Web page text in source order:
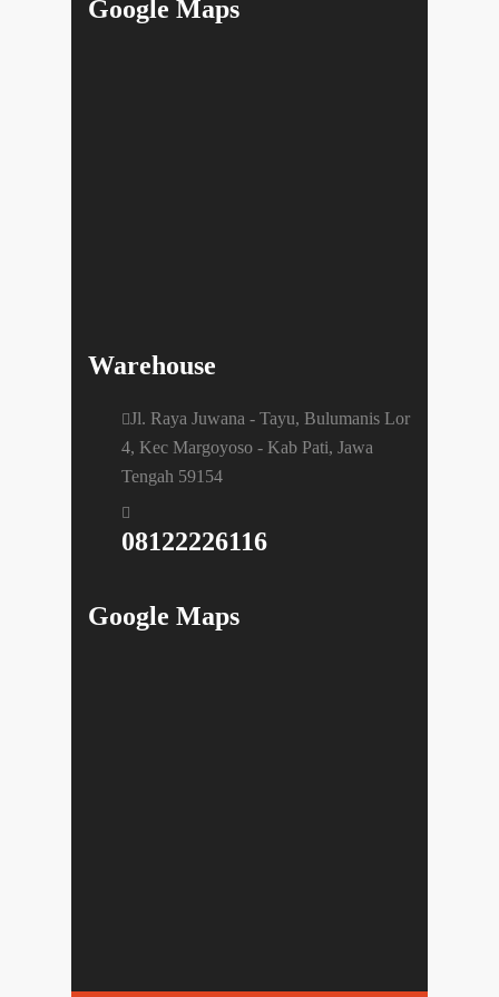
Google Maps
Warehouse
Jl. Raya Juwana - Tayu, Bulumanis Lor
4, Kec Margoyoso - Kab Pati, Jawa
Tengah 59154
08122226116
Google Maps